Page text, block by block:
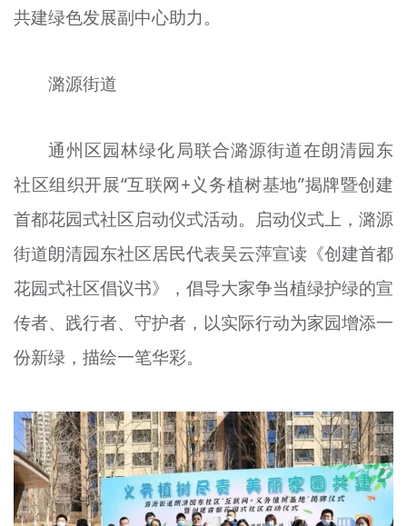
文明评论
宣传思想文化人才
专题
资料库
+
共建绿色发展副中心助力。
潞源街道
通州区园林绿化局联合潞源街道在朗清园东
社区组织开展“互联网+义务植树基地”揭牌暨创建
首都花园式社区启动仪式活动。启动仪式上，潞源
街道朗清园东社区居民代表吴云萍宣读《创建首都
花园式社区倡议书》，倡导大家争当植绿护绿的宣
传者、践行者、守护者，以实际行动为家园增添一
份新绿，描绘一笔华彩。